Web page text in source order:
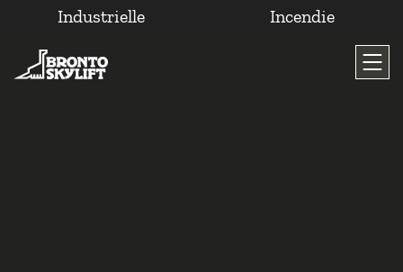
contenu
Industrielle Incendie